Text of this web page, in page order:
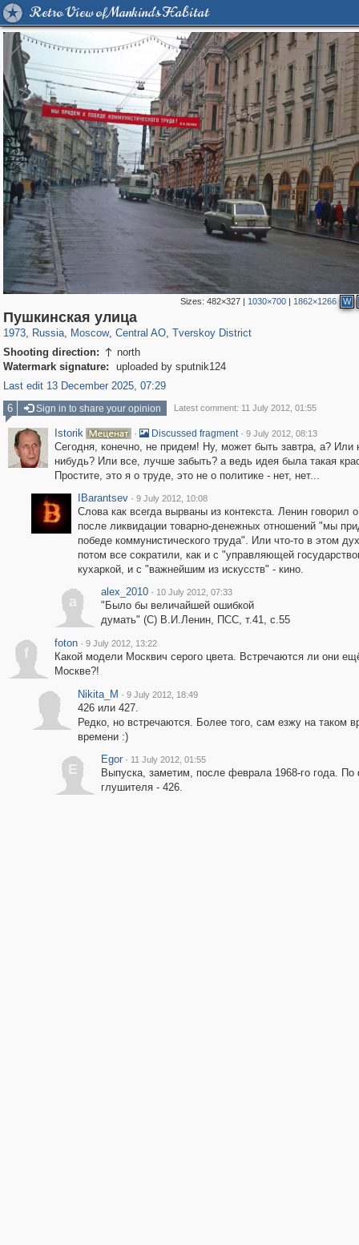
Retro View of Mankind's Habitat
Sizes:482×327 | 1030×700 | 1862×1266 W
Пушкинская улица
1973, Russia
1,405,783 29,243
, Moscow
319,716 8,286
, Central AO
159,930 5,916
, Tverskoy District
Shooting direction:  north
Watermark signature:
uploaded by sputnik124
Last edit 13 December 2025, 07:29
6
Sign in to share your opinion Latest comment: 11 July 2012, 01:55
Istorik · Discussed fragment · 9 July 2012, 08:13
Сегодня, конечно, не придем! Ну, может быть завтра, а? Или
нибудь? Или все, лучше забыть? а ведь идея была такая
Простите, это я о труде, это не о политике - нет, нет...
IBarantsev · 9 July 2012, 10:08
Слова как всегда вырваны из контекста. Ленин говорил
после ликвидации товарно-денежных отношений "мы
победе коммунистического труда". Или что-то в этом
потом все сократили, как и с "управляющей
кухаркой, и с "важнейшим из искусств" - кино.
a
alex_2010 · 10 July 2012, 07:33
"Было бы величайшей ошибкой
думать" (C) В.И.Ленин, ПСС, т.41, с.55
f
foton · 9 July 2012, 13:22
Какой модели Москвич серого цвета. Встречаются ли они
Москве?!
Nikita_M · 9 July 2012, 18:49
426 или 427.
Редко, но встречаются. Более того, сам езжу на таком
времени :)
E
Egor · 11 July 2012, 01:55
Выпуска, заметим, после феврала 1968-го года.
глушителя - 426.